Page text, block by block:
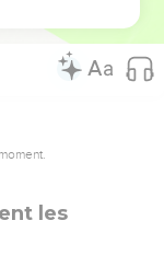
les